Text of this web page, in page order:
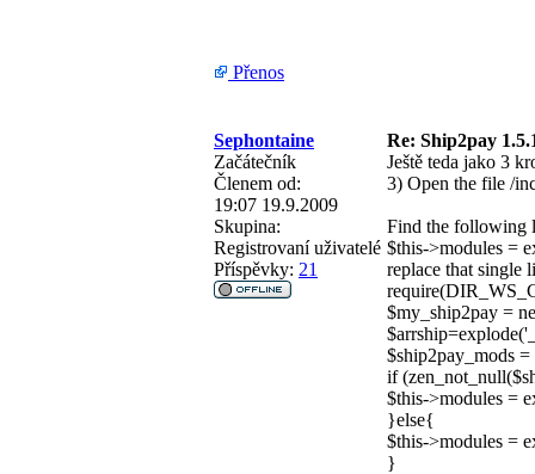
Přenos
Sephontaine
Re: Ship2pay
Začátečník
Členem od:
19:07 19.9.2009
Skupina:
Registrovaní uživatelé
Příspěvky: 21
Ještě teda jako 3
3) Open the file /
Find the following
$this->modules =
replace that single
$my_ship2pay =
$ship2pay_mods
if
$this->modules =
}else{
$this->modules =
}